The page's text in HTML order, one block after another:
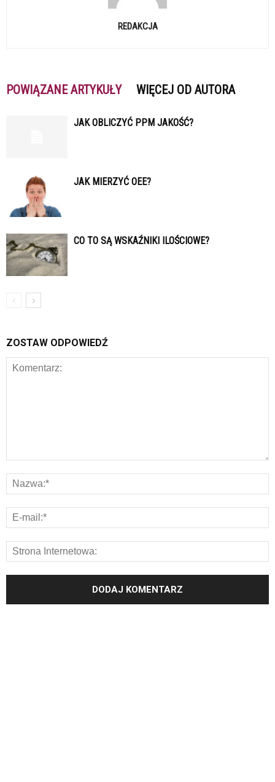
REDAKCJA
POWIĄZANE ARTYKUŁY WIĘCEJ OD AUTORA
JAK OBLICZYĆ PPM JAKOŚĆ?
JAK MIERZYĆ OEE?
CO TO SĄ WSKAŹNIKI ILOŚCIOWE?
ZOSTAW ODPOWIEDŹ